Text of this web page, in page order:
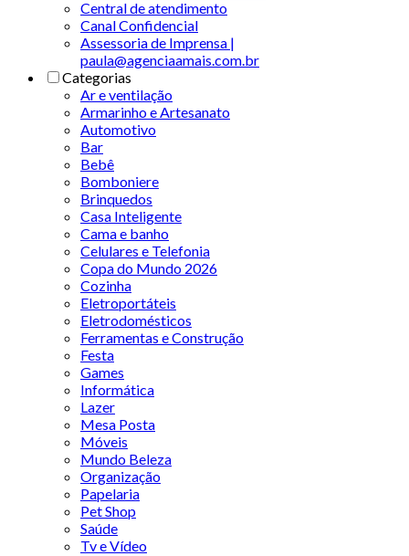
Central de atendimento
Canal Confidencial
Assessoria de Imprensa |
paula@agenciaamais.com.br
Categorias
Ar e ventilação
Armarinho e Artesanato
Automotivo
Bar
Bebê
Bomboniere
Brinquedos
Casa Inteligente
Cama e banho
Celulares e Telefonia
Copa do Mundo 2026
Cozinha
Eletroportáteis
Eletrodomésticos
Ferramentas e Construção
Festa
Games
Informática
Lazer
Mesa Posta
Móveis
Mundo Beleza
Organização
Papelaria
Pet Shop
Saúde
Tv e Vídeo